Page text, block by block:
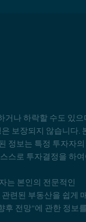
거나 하락할 수도 있
보장되지 않습니다.
정보는 특정 투자자
스로 투자결정을 하
는 본인의 전문적인
련된 부동산을 쉽게
전망”에 관한 정보